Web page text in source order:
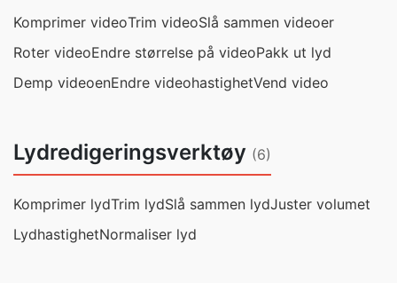
Komprimer videoTrim videoSlå sammen videoer
Roter videoEndre størrelse på videoPakk ut lyd
Demp videoenEndre videohastighetVend video
Lydredigeringsverktøy (6)
Komprimer lydTrim lydSlå sammen lydJuster volumet
LydhastighetNormaliser lyd